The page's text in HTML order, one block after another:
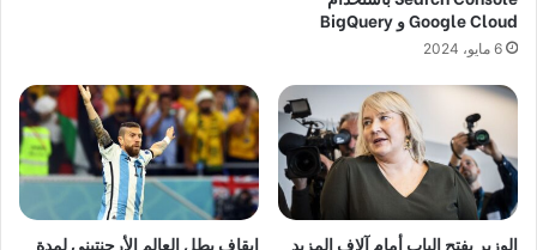
Google Cloud و BigQuery
6 مايو، 2024
الوزير يفتح الباب أمام آلاف المزيد
إيقاف بطل العالم الأرجنتيني لمدة